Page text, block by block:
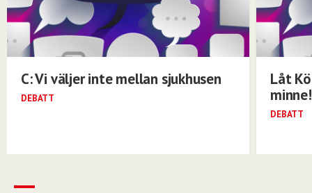
C: Vi väljer inte mellan sjukhusen
DEBATT
Låt
minne!
DEBATT